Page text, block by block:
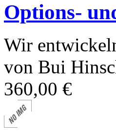
Options-
Wir
von Bui
360,00 €